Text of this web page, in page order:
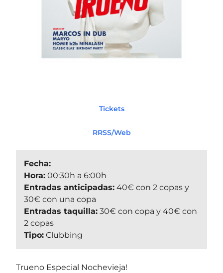
Tickets
RRSS/Web
Fecha:
Hora: 00:30h a 6:00h
Entradas anticipadas: 40€ con 2 copas y
30€ con una copa
Entradas taquilla: 30€ con copa y 40€ con
2 copas
Tipo: Clubbing
Trueno Especial Nochevieja!